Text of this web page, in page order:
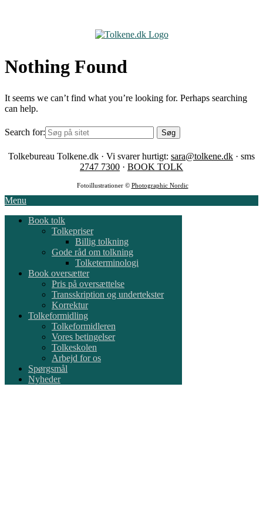
Nothing Found
It seems we can’t find what you’re looking for. Perhaps searching
can help.
Search for:
Tolkebureau Tolkene.dk · Vi svarer hurtigt: sara@tolkene.dk · sms
2747 7300 · BOOK TOLK
Fotoillustrationer © Photographic Nordic
Menu
Book tolk
Tolkepriser
Billig tolkning
Gode råd om tolkning
Tolketerminologi
Book oversætter
Pris på oversættelse
Transskription og undertekster
Korrektur
Tolkeformidling
Tolkeformidleren
Vores betingelser
Tolkeskolen
Arbejd for os
Spørgsmål
Nyheder